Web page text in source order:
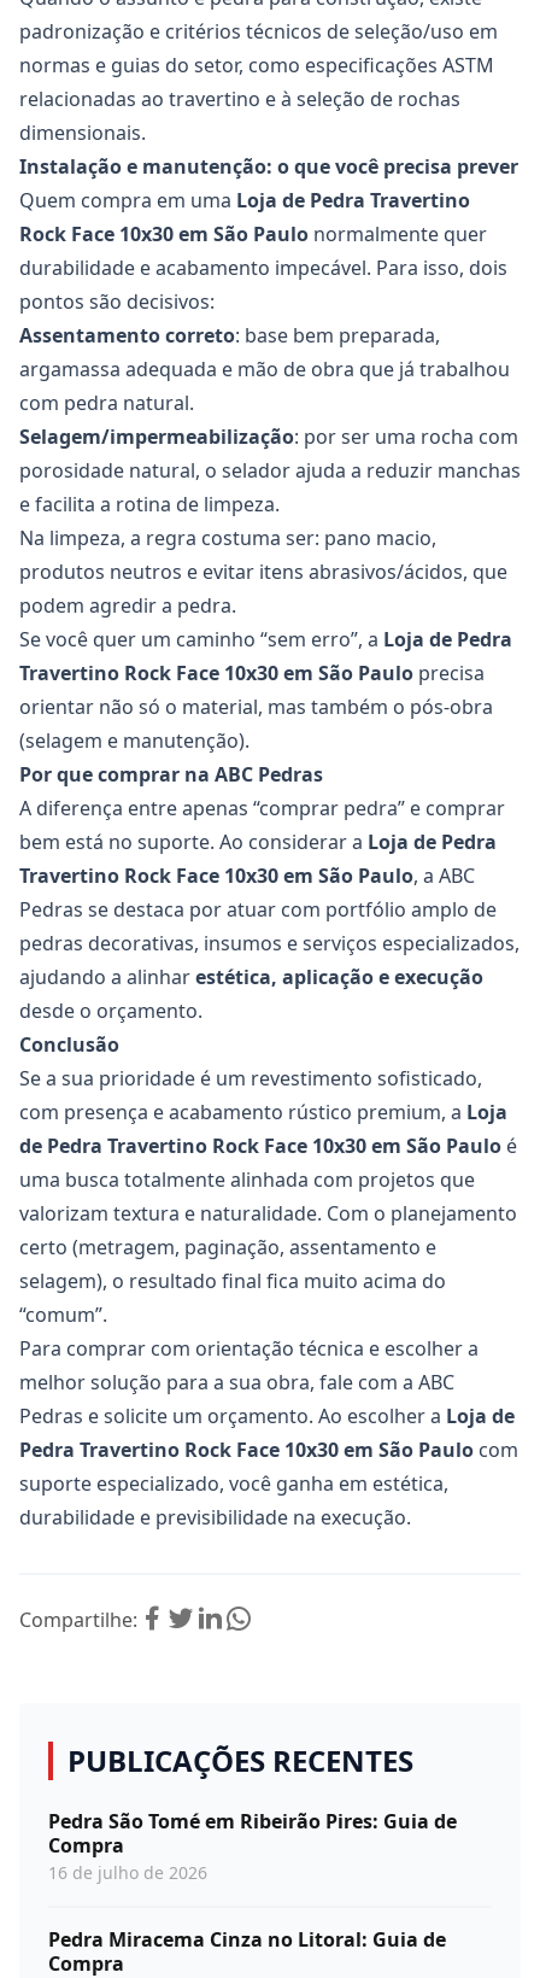
padronização e critérios técnicos de seleção/uso em
normas e guias do setor, como especificações ASTM
relacionadas ao travertino e à seleção de rochas
dimensionais.
Instalação e manutenção: o que você precisa prever
Quem compra em uma Loja de Pedra Travertino
Rock Face 10x30em São Paulo normalmente quer
durabilidade e acabamento impecável. Para isso, dois
pontos são decisivos:
Assentamento correto: base bem preparada,
argamassa adequada e mão de obra que já trabalhou
com pedra natural.
Selagem/impermeabilização: por ser uma rocha com
porosidade natural, o selador ajuda a reduzir manchas
e facilita a rotina de limpeza.
Na limpeza, a regra costuma ser: pano macio,
produtos neutros e evitar itens abrasivos/ácidos, que
podem agredir a pedra.
Se você quer um caminho “sem erro”, a Loja de Pedra
Travertino Rock Face 10x30em São Paulo precisa
orientar não só o material, mas também o pós-obra
(selagem e manutenção).
Por que comprar na ABC Pedras
A diferença entre apenas “comprar pedra” e comprar
bem está no suporte. Ao considerar a Loja de Pedra
Travertino Rock Face 10x30em São Paulo, a ABC
Pedras se destaca por atuar com portfólio amplo de
pedras decorativas, insumos e serviços especializados,
ajudando a alinharestética, aplicação e execução
desde o orçamento.
Conclusão
Se a sua prioridade é um revestimento sofisticado,
com presença e acabamento rústico premium, a Loja
de Pedra Travertino Rock Face 10x30em São Paulo é
uma busca totalmente alinhada com projetos que
valorizam textura e naturalidade. Com o planejamento
certo (metragem, paginação, assentamento e
selagem), o resultado final fica muito acima do
“comum”.
Para comprar com orientação técnica e escolher a
melhor solução para a sua obra, fale com a ABC
Pedras e solicite um orçamento. Ao escolher a Loja de
Pedra Travertino Rock Face 10x30em São Paulo com
suporte especializado, você ganha em estética,
durabilidade e previsibilidade na execução.
Compartilhe:
PUBLICAÇÕES RECENTES
Pedra São Tomé em Ribeirão Pires: Guia de
Compra
16 de julho de 2026
Pedra Miracema Cinza no Litoral: Guia de
Compra